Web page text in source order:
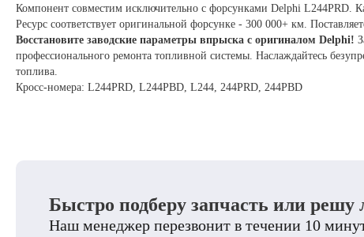
Компонент совместим исключительно с форсунками Delphi L244PRD.
Ресурс соответствует оригинальной форсунке - 300 000+ км.
Восстановите заводские параметры впрыска с оригиналом Delphi!
профессионального ремонта топливной системы. Наслаждайтесь
топлива.
Кросс-номера: L244PRD, L244PBD, L244, 244PRD, 244PBD
Быстро подберу запчасть или решу
Наш менеджер перезвонит в течении 10